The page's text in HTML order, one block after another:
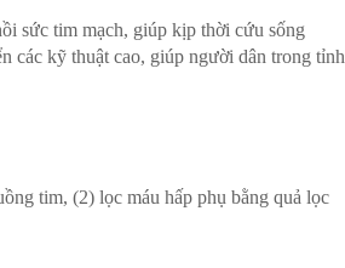
sức tim mạch, giúp kịp thời cứu sống
các kỹ thuật cao, giúp người dân trong tỉnh
tim, (2) lọc máu hấp phụ bằng quả lọc